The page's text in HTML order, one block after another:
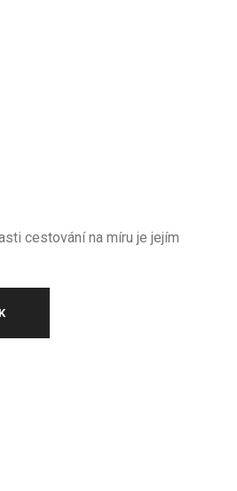
cestování na míru je jejím